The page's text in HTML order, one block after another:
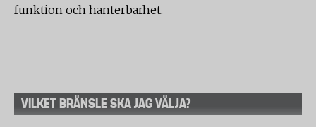
funktion och hanterbarhet.
VILKET BRÄNSLE SKA JAG VÄLJA?